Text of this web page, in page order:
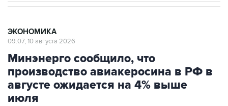
ЭКОНОМИКА
09:07, 10 августа 2026
Минэнерго сообщило, что
производство авиакеросина в РФ в
августе ожидается на 4% выше
июля